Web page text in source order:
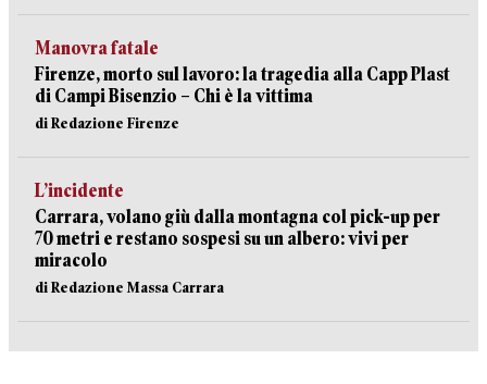
Manovra fatale
Firenze, morto sul lavoro: la tragedia alla Capp Plast
di Campi Bisenzio – Chi è la vittima
di Redazione Firenze
L’incidente
Carrara, volano giù dalla montagna col pick-up per
70 metri e restano sospesi su un albero: vivi per
miracolo
di Redazione Massa Carrara